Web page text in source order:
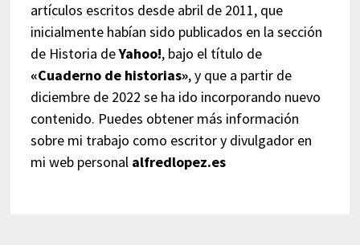
artículos escritos desde abril de 2011, que
inicialmente habían sido publicados en la sección
de Historia deYahoo!, bajo el título de
«Cuaderno de historias», y que a partir de
diciembre de 2022 se ha ido incorporando nuevo
contenido. Puedes obtener más información
sobre mi trabajo como escritor y divulgador en
mi web personal alfredlopez.es